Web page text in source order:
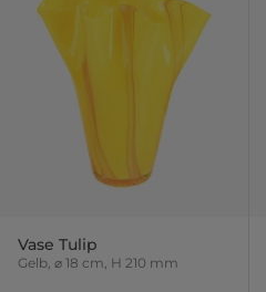
Vase Tulip
Gelb, ⌀ 18 cm, H 210 mm